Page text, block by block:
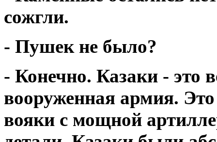
сожгли.
- Пушек не было?
- Конечно. Казаки - это
вооруженная армия.
вояки с мощной